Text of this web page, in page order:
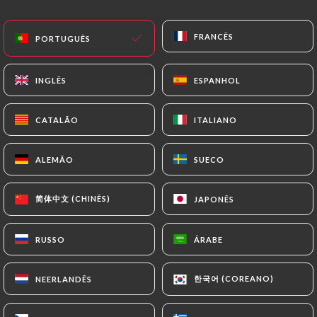
PORTUGUÊS FRANCÊS
INGLÊS ESPANHOL
CATALÃO ITALIANO
ALEMÃO SUECO
简体中文 (CHINÊS) JAPONÊS
RUSSO ÁRABE
NEERLANDÊS 한국어 (COREANO)
PÁGINA INICIAL/CONTACTO
Contacto
L'Annexe Chaptal
PORTUGUÊS FRANCÊS
INGLÊS ESPANHOL
CATALÃO ITALIANO
ALEMÃO SUECO
简体中文 (CHINÊS) JAPONÊS
RUSSO ÁRABE
NEERLANDÊS 한국어 (COREANO)